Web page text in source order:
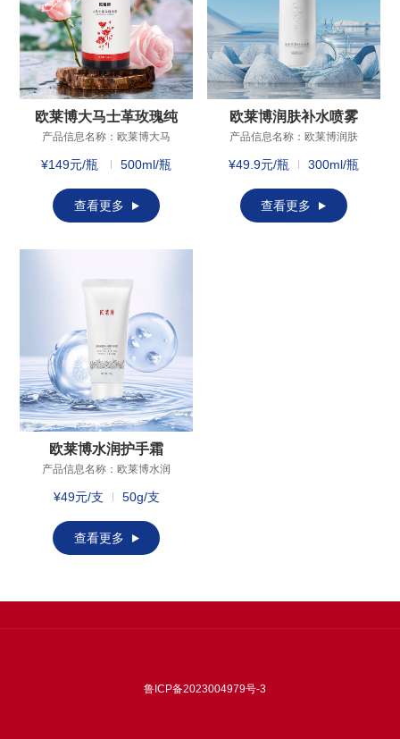
润肌。
欧莱博大马士革玫瑰纯
露
产品信息名称：欧莱博大马
500ml主要成分：突厥蔷薇
保 质 期：一年适用年龄：18
岁以后适用肤质：多种肤质
玫瑰：滴滴至纯，养出水润
配方，以花养颜，自然亲
肤，让肌肤喝饱水;无稀释饱
和纯露:完整保留玫瑰营养，
富含丰富多糖、维生素、花
青素及丰富微量元素，质地
清爽更易吸收;新鲜花材，古
法蒸馏：千朵玫瑰萃取一
瓶，内含玫瑰精油成分。
¥149元/瓶 500ml/瓶
查看更多
欧莱博润肤补水喷雾
产品信息名称：欧莱博润肤
300ml主要成分：依克多因、
取物、水解透明质酸钠保 质
期： 三年适用年龄：18岁以
¥49.9元/瓶 300ml/瓶
查看更多
欧莱博水润护手霜
产品信息名称：欧莱博水润
分：烟酰胺、牛油果树
PARKII)果脂、白池花籽油、
甜扁桃油、生育酚 (维生素E)
肌肤纹理;烟酰胺：减少黑色
滋润皮肤细嫩光滑。
¥49元/支 50g/支
查看更多
鲁ICP备2023004979号-3